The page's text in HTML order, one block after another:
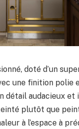
doté d’un
une finition polie
détail audacieux et
plutôt que
à l’espace à